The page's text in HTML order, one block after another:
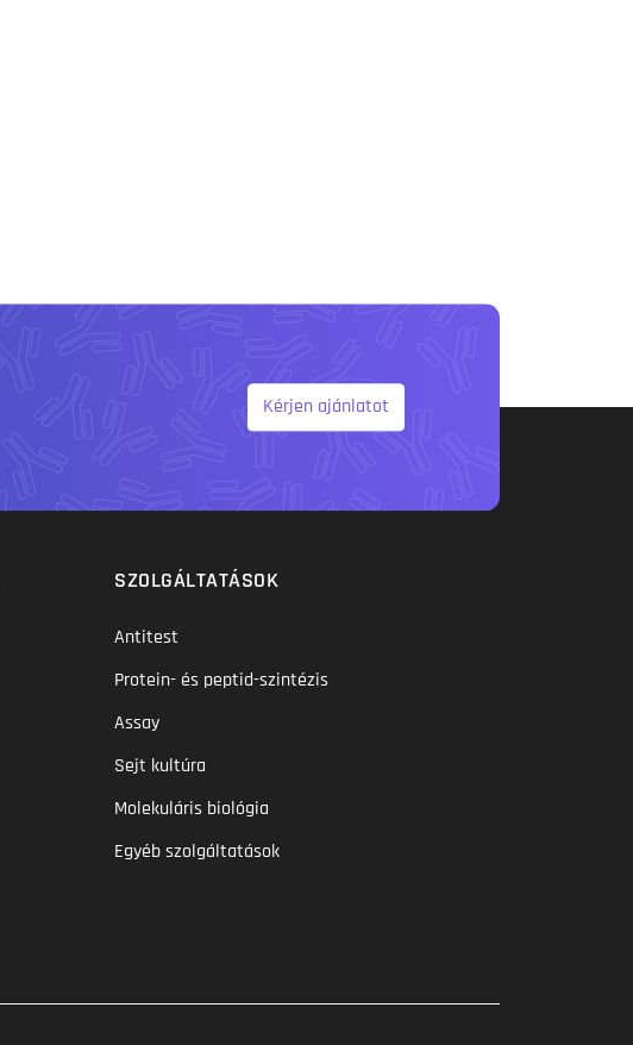
Kérjen ajánlatot
SZOLGÁLTATÁSOK
Antitest
Protein- és peptid-szintézis
Assay
Sejt kultúra
Molekuláris biológia
Egyéb szolgáltatások